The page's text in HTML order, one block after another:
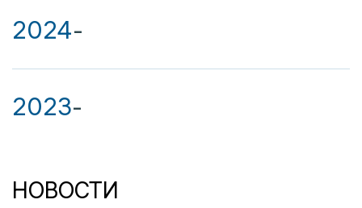
2024-
2023-
НОВОСТИ